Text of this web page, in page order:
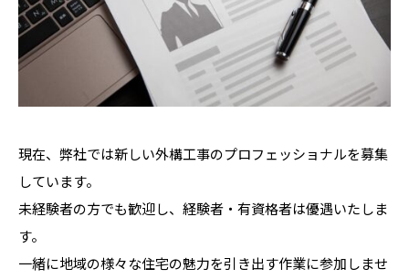
現在、弊社では新しい外構工事のプロフェッショナルを募集
しています。
未経験者の方でも歓迎し、経験者・有資格者は優遇いたしま
す。
一緒に地域の様々な住宅の魅力を引き出す作業に参加しませ